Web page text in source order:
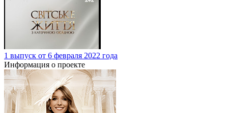
1 выпуск от 6 февраля 2022 года
Информация о проекте